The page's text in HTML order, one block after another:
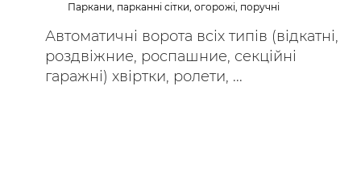
Паркани, парканні сітки, огорожі, поручні
Автоматичні ворота всіх типів (відкатні,
роздвіжние, роспашние, секційні
гаражні) хвіртки, ролети, ...